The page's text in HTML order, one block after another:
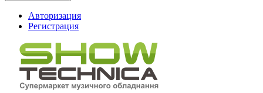
Авторизация
Регистрация